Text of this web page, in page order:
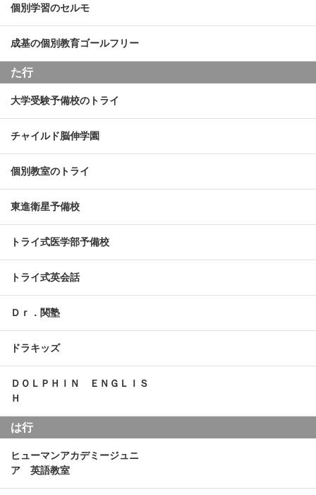
個別学習のセルモ
成基の個別教育ゴールフリー
た行
大学受験予備校のトライ
チャイルド脳伸学園
個別教室のトライ
東進衛星予備校
トライ式医学部予備校
トライ式英会話
Ｄｒ．関塾
ドラキッズ
ＤＯＬＰＨＩＮ ＥＮＧＬＩＳ
Ｈ
は行
ヒューマンアカデミージュニ
ア 英語教室